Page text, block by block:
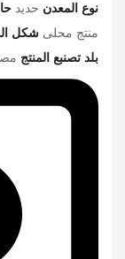
نوع المعدن حديد
منتج محلى شكل
بلد تصنبع المنتج